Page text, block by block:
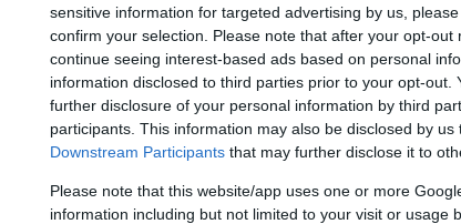
sensitive information for targeted advertising by us,
confirm your selection. Please note that after your opt-out
continue seeing interest-based ads based on personal
information disclosed to third parties prior to your opt-out.
further disclosure of your personal information by third
participants. This information may also be disclosed by
Downstream Participants that may further disclose it to
Please note that this website/app uses one or more
information including but not limited to your visit or usage
του Αγίου Ανδρέα, σύμφωνα με το
στην αντιμετώπιση των περιστατικών,
παρατηρηθήκαν εικόνες χάους.
αλλόφρονες και δεν έφταναν, προσπαθώντας
να ανταπεξέλθουν απέναντι σε τραγικές
ακόμα και των πιο απλών